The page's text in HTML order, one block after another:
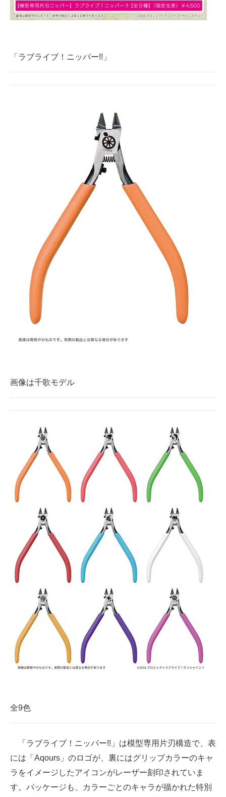
「ラブライブ！ニッパー!!」
画像は千歌モデル
全9色
「ラブライブ！ニッパー!!」は模型専用片刃構造で、表
には「Aqours」のロゴが、裏にはグリップカラーのキャ
ラをイメージしたアイコンがレーザー刻印されていま
す。パッケージも、カラーごとのキャラが描かれた特別